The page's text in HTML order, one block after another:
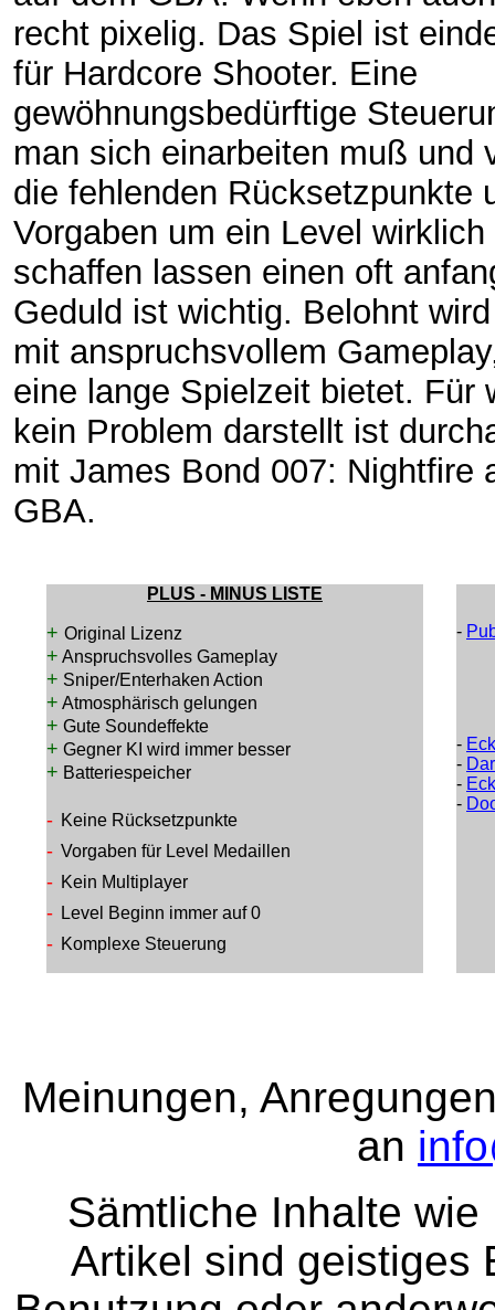
recht pixelig. Das Spiel ist
für Hardcore Shooter. Eine
gewöhnungsbedürftige
man sich einarbeiten muß und
die fehlenden Rücksetzpunkte
Vorgaben um ein Level wirklich
schaffen lassen einen oft
Geduld ist wichtig. Belohnt
mit anspruchsvollem
eine lange Spielzeit bietet. Für
kein Problem darstellt ist
mit James Bond 007: Nightfire
GBA.
PLUS - MINUS LISTE
+ Original Lizenz
+ Anspruchsvolles Gameplay
+ Sniper/Enterhaken Action
+ Atmosphärisch gelungen
+ Gute Soundeffekte
+ Gegner KI wird immer besser
+ Batteriespeicher
- Keine Rücksetzpunkte
- Vorgaben für Level Medaillen
- Kein Multiplayer
- Level Beginn immer auf 0
- Komplexe Steuerung
-
-
-
-
-
Meinungen,
an
Sämtliche Inhalte
Artikel sind geistiges